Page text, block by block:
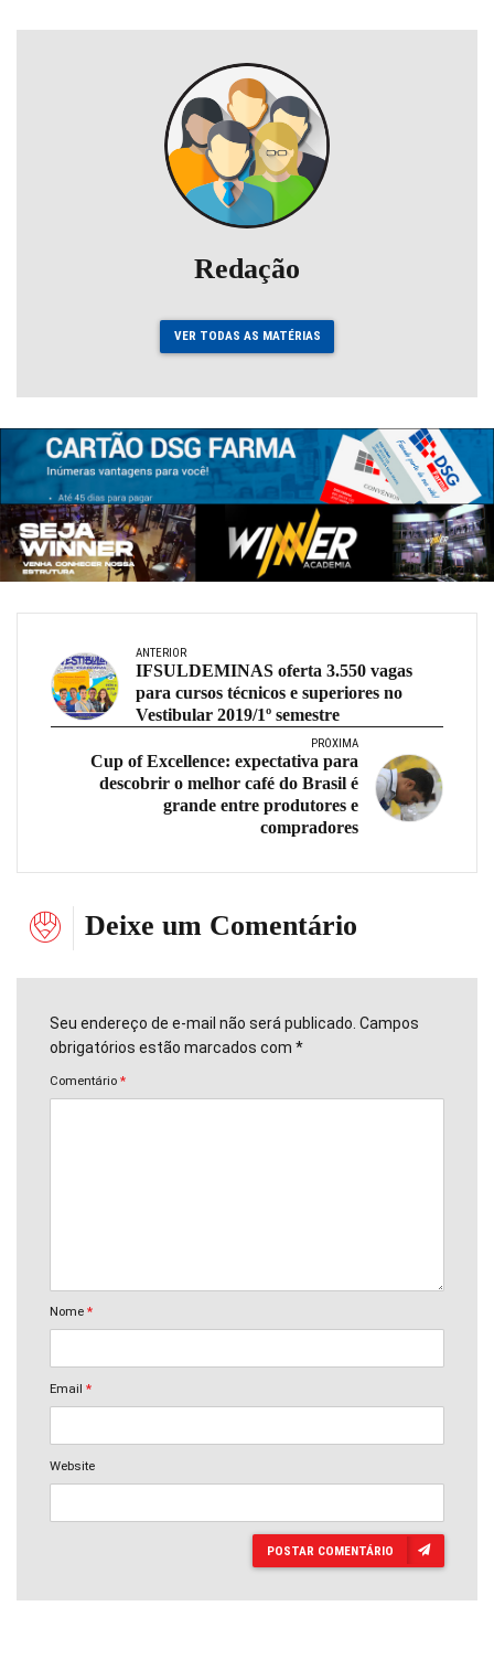
Redação
VER TODAS AS MATÉRIAS
ANTERIOR
IFSULDEMINAS oferta 3.550 vagas
para cursos técnicos e superiores no
Vestibular 2019/1º semestre
PRÓXIMA
Cup of Excellence: expectativa para
descobrir o melhor café do Brasil é
grande entre produtores e
compradores
Deixe um Comentário
Seu endereço de e-mail não será publicado. Campos
obrigatórios estão marcados com *
Comentário *
Nome *
Email *
Website
POSTAR COMENTÁRIO